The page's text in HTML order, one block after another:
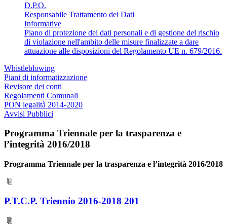
D.P.O.
Responsabile Trattamento dei Dati
Informative
Piano di protezione dei dati personali e di gestione del rischio
di violazione nell'ambito delle misure finalizzate a dare
attuazione alle disposizioni del Regolamento UE n. 679/2016.
Whistleblowing
Piani di informatizzazione
Revisore dei conti
Regolamenti Comunali
PON legalità 2014-2020
Avvisi Pubblici
Programma Triennale per la trasparenza e
l’integrità 2016/2018
Programma Triennale per la trasparenza e l’integrità 2016/2018
P.T.C.P. Triennio 2016-2018 201